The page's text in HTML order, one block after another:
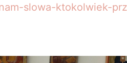
slowa-ktokolwiek-